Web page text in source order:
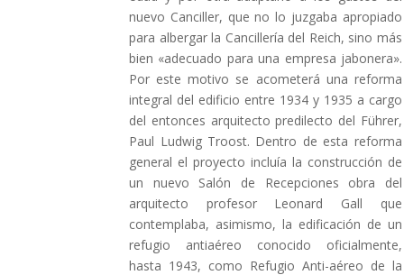
nuevo Canciller, que no lo juzgaba apropiado
para albergar la Cancillería del Reich, sino más
bien «adecuado para una empresa jabonera».
Por este motivo se acometerá una reforma
integral del edificio entre 1934 y 1935 a cargo
del entonces arquitecto predilecto del Führer,
Paul Ludwig Troost. Dentro de esta reforma
general el proyecto incluía la construcción de
un nuevo Salón de Recepciones obra del
arquitecto profesor Leonard Gall que
contemplaba, asimismo, la edificación de un
refugio antiaéreo conocido oficialmente,
hasta 1943, como Refugio Anti-aéreo de la